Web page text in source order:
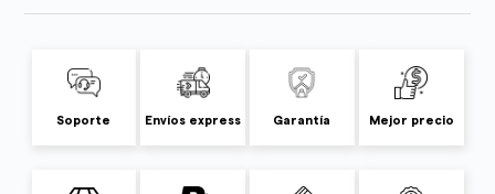
Soporte Envíos express Garantía Mejor precio